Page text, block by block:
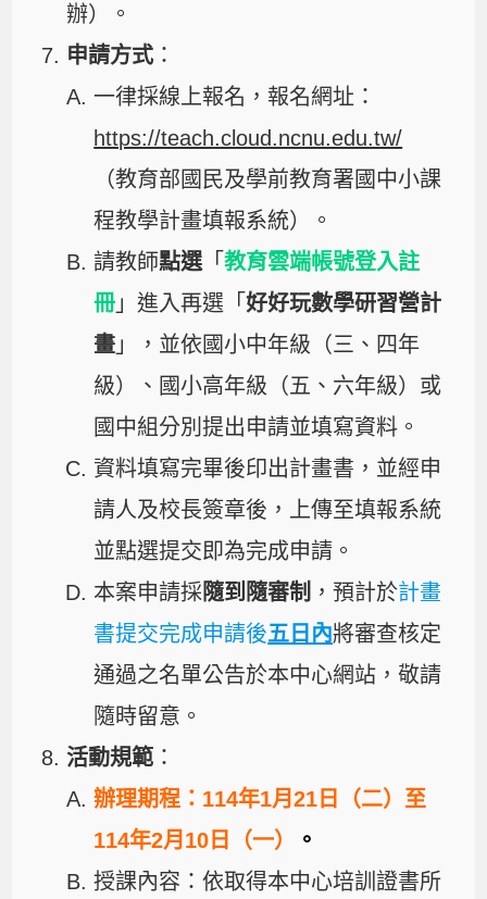
辦）。
申請方式 ：
一律採線上報名，報名網址：
https://teach.cloud.ncnu.edu.tw/
（教育部國民及學前教育署國中小課
程教學計畫填報系統）。
請教師點選 「教育雲端帳號登入註
冊 」進入再選「好好玩數學研習營計
畫 」，並依國小中年級（三、四年
級）、國小高年級（五、六年級）或
國中組分別提出申請並填寫資料。
資料填寫完畢後印出計畫書，並經申
請人及校長簽章後，上傳至填報系統
並點選提交即為完成申請。
本案申請採隨到隨審制 ，預計於計畫
書提交完成申請後五日內將審查核定
通過之名單公告於本中心網站，敬請
隨時留意。
活動規範 ：
辦理期程： 114年1月21日（二）至
114年2月10日（一）
。
授課內容：依取得本中心培訓證書所